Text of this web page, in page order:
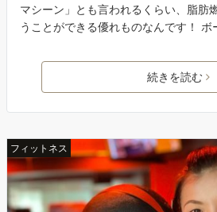
マシーン」とも言われるくらい、脂肪
うことができる優れものなんです！
続きを読む
フィットネス